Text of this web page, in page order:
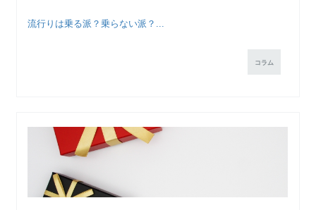
流行りは乗る派？乗らない派？...
コラム